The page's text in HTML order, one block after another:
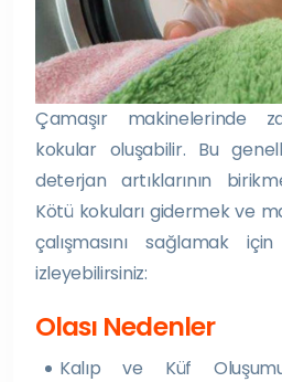
Çamaşır makinelerinde
kokular oluşabilir. Bu
deterjan artıklarının
Kötü kokuları gidermek ve
çalışmasını sağlamak
izleyebilirsiniz:
Olası Nedenler
Kalıp ve Küf